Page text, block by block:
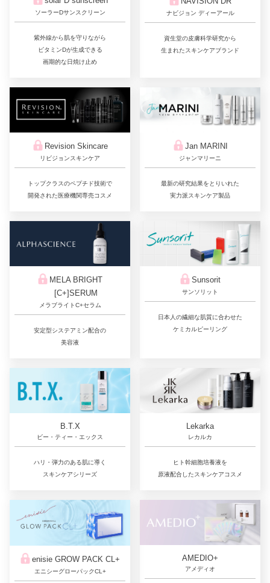
ソーラーDサンスクリーン
紫外線から肌を守りながら
ビタミンDが生成できる
画期的な日焼け止め
ナビジョン ディーアール
資生堂の皮膚科学研究から
生まれたスキンケアブランド
Revision Skincare
リビジョンスキンケア
トップクラスのペプチド技術で
開発された医療機関専売コスメ
Jan MARINI
ジャンマリーニ
最新の研究結果をとりいれた
実力派スキンケア製品
MELA BRIGHT
[C+]SERUM
メラブライトC+セラム
安定型システアミン配合の
美容液
Sunsorit
サンソリット
日本人の繊細な肌質に合わせた
ケミカルピーリング
B.T.X
ビー・ティー・エックス
ハリ・弾力のある肌に導く
スキンケアシリーズ
Lekarka
レカルカ
ヒト幹細胞培養液を
原液配合したスキンケアコスメ
enisie GROW PACK CL+
エニシーグローパックCL+
AMEDIO+
アメディオ